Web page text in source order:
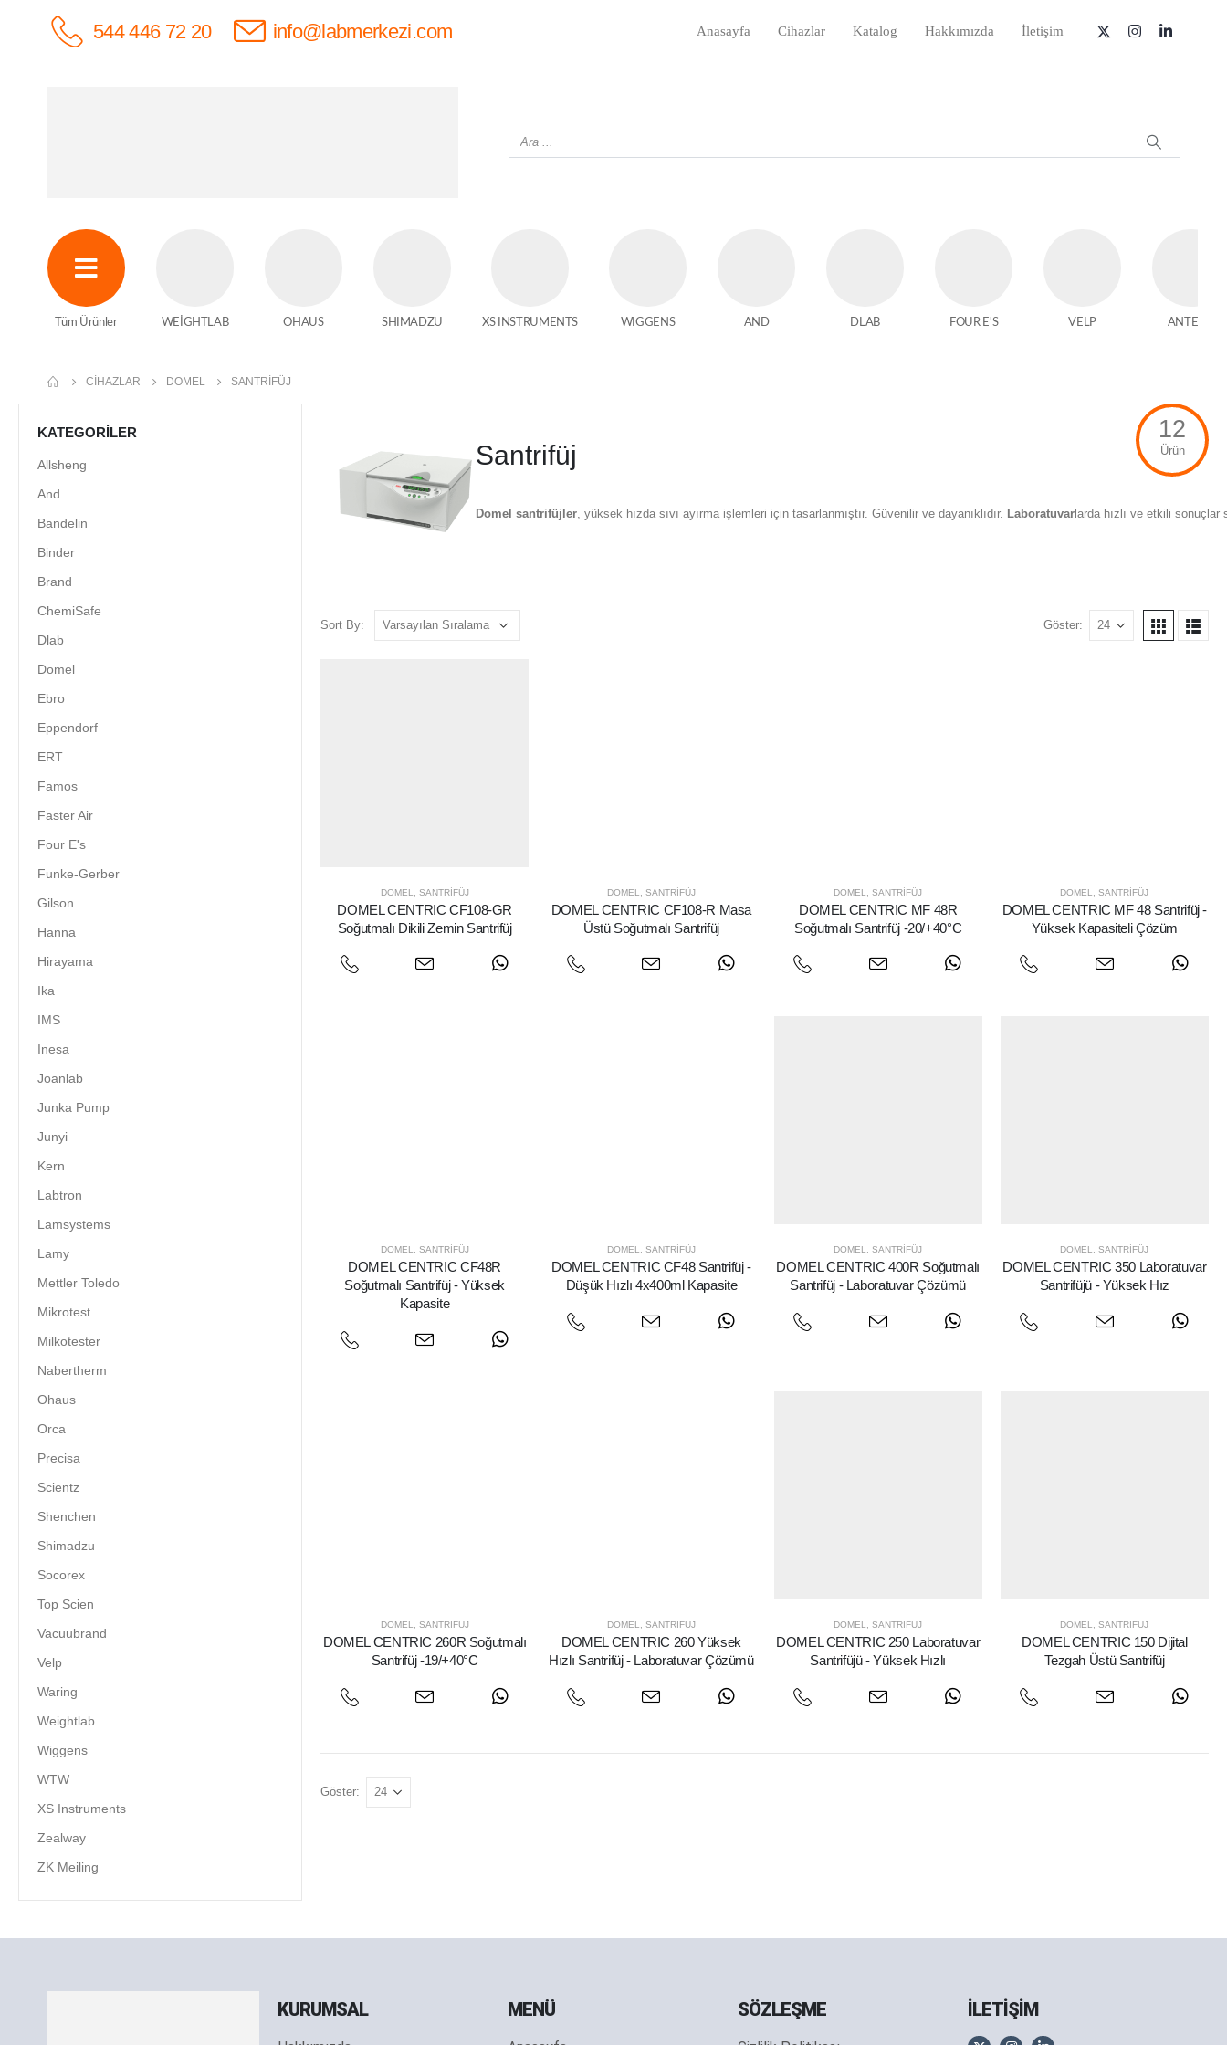
info@labmerkezi.com
544 446 72 20 Anasayfa Cihazlar Katalog Hakkımızda İletişim
Tüm Ürünler WEİGHTLAB OHAUS SHIMADZU XS INSTRUMENTS WIGGENS AND DLAB FOUR E'S VELP ANTECH
CIHAZLAR DOMEL SANTRIFÜJ
Santrifüj
Domel santrifüjler , yüksek hızda sıvı ayırma işlemleri için tasarlanmıştır. Güvenilir ve dayanıklıdır. Laboratuvarlarda hızlı ve etkili sonuçlar
12
Ürün
Sort By: Göster:
DOMEL SANTRIFÜJ
DOMEL CENTRIC CF108-GR
Soğutmalı Dikili Zemin Santrifüj
DOMEL SANTRIFÜJ
DOMEL CENTRIC CF108-R Masa
Üstü Soğutmalı Santrifüj
DOMEL ,SANTRIFÜJ
DOMEL CENTRIC MF 48R
Soğutmalı Santrifüj -20/+40°C
DOMEL ,SANTRIFÜJ
DOMEL CENTRIC MF 48 Santrifüj -
Yüksek Kapasiteli Çözüm
DOMEL SANTRIFÜJ
DOMEL CENTRIC CF48R
Soğutmalı Santrifüj - Yüksek
Kapasite
DOMEL SANTRIFÜJ
DOMEL CENTRIC CF48 Santrifüj -
Düşük Hızlı 4x400ml Kapasite
DOMEL ,SANTRIFÜJ
DOMEL CENTRIC 400R Soğutmalı
Santrifüj - Laboratuvar Çözümü
DOMEL ,SANTRIFÜJ
DOMEL CENTRIC 350 Laboratuvar
Santrifüjü - Yüksek Hız
DOMEL, SANTRIFÜJ
DOMEL CENTRIC 260R Soğutmalı
Santrifüj -19/+40°C
DOMEL, SANTRIFÜJ
DOMEL CENTRIC 260 Yüksek
Hızlı Santrifüj - Laboratuvar Çözümü
DOMEL,SANTRIFÜJ
DOMEL CENTRIC 250 Laboratuvar
Santrifüjü - Yüksek Hızlı
DOMEL,SANTRIFÜJ
DOMEL CENTRIC 150 Dijital
Tezgah Üstü Santrifüj
Göster:
KATEGORILER
Allsheng
And
Bandelin
Binder
Brand
ChemiSafe
Dlab
Domel
Ebro
Eppendorf
ERT
Famos
Faster Air
Four E's
Funke-Gerber
Gilson
Hanna
Hirayama
Ika
IMS
Inesa
Joanlab
Junka Pump
Junyi
Kern
Labtron
Lamsystems
Lamy
Mettler Toledo
Mikrotest
Milkotester
Nabertherm
Ohaus
Orca
Precisa
Scientz
Shenchen
Shimadzu
Socorex
Top Scien
Vacuubrand
Velp
Waring
Weightlab
Wiggens
WTW
XS Instruments
Zealway
ZK Meiling
KURUMSAL MENÜ SÖZLEŞME İLETİŞİM